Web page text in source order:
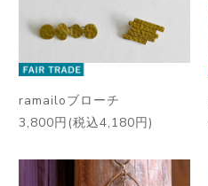
ramailoブローチ
3,800円(税込4,180円)